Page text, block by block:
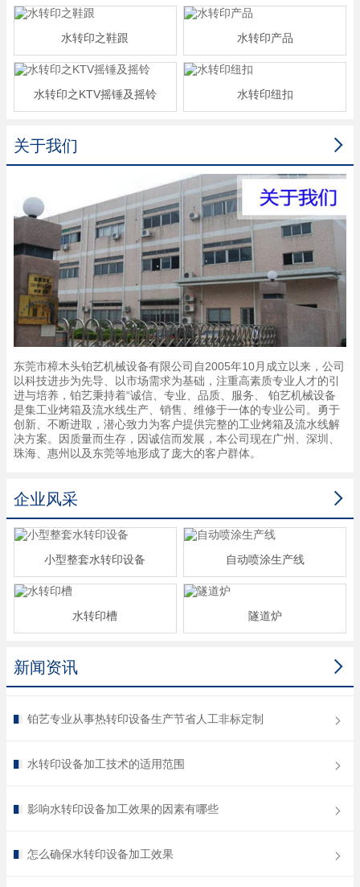
水转印之鞋跟 水转印产品
水转印之KTV摇锤及摇铃 水转印纽扣

关于我们
东莞市樟木头铂艺机械设备有限公司自2005年10月成立以来，公司
以科技进步为先导、以市场需求为基础，注重高素质专业人才的引
进与培养，铂艺秉持着“诚信、专业、品质、服务、 铂艺机械设备
是集工业烤箱及流水线生产、销售、维修于一体的专业公司。勇于
创新、不断进取，潜心致力为客户提供完整的工业烤箱及流水线解
决方案。因质量而生存，因诚信而发展，本公司现在广州、深圳、
珠海、惠州以及东莞等地形成了庞大的客户群体。

企业风采
小型整套水转印设备 自动喷涂生产线
水转印槽 隧道炉

新闻资讯
铂艺专业从事热转印设备生产节省人工非标定制
水转印设备加工技术的适用范围
影响水转印设备加工效果的因素有哪些
怎么确保水转印设备加工效果